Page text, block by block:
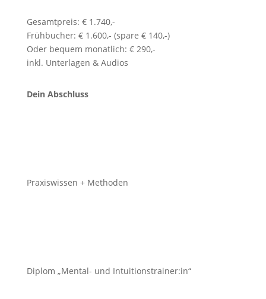
Gesamtpreis: € 1.740,-
Frühbucher: € 1.600,- (spare € 140,-)
Oder bequem monatlich: € 290,-
inkl. Unterlagen & Audios
Dein Abschluss
Praxiswissen + Methoden
Diplom „Mental- und Intuitionstrainer:in“